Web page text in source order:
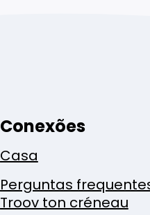
Conexões
Casa
Perguntas
Troov ton créneau